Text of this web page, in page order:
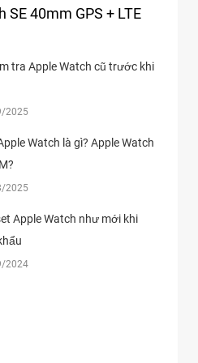
40mm GPS + LTE
tra Apple Watch cũ trước khi
2025
Watch là gì? Apple Watch
2025
Apple Watch​ như mới khi
2024